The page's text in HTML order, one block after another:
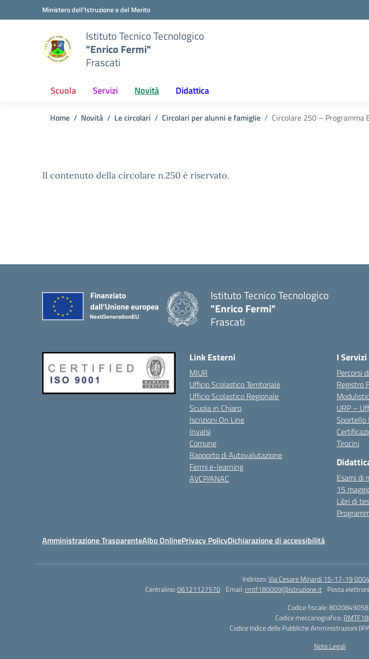
Vai ai contenuti
Vai al menu di navigazioneMinistero dell'Istruzione e del Merito
Istituto Tecnico Tecnologico
"Enrico Fermi"
Frascati
Scuola Servizi Novità Didattica
Home Novità Le circolari Circolari per alunni e famiglie Circolare 250 –
Il contenuto della circolare n.250 è riservato.
Istituto Tecnico Tecnologico
"Enrico Fermi"
Frascati
Link Esterni
MIUR
Ufficio Scolastico Territoriale
Ufficio Scolastico Regionale
Scuola in Chiaro
Iscrizioni On Line
Invalsi
Comune
Rapporto di Autovalutazione
Fermi e-learning
AVCP/ANAC
I Servizi
Percorsi
Registro
URP –
Sportello
Tirocini
Esami di
15
Libri di
Amministrazione TrasparenteAlbo OnlinePrivacy PolicyDichiarazione di accessibilità
Indirizzo:Via Cesare Minardi 15-17-19
Centralino:06121127570 Email: rmtf180009@istruzione.it Posta
Codice fiscale:
Codice meccanografico:
Codice Indice delle Pubbliche Amministrazioni
Note Legali